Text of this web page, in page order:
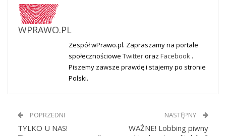
WPRAWO.PL
Zespół wPrawo.pl. Zapraszamy na portale
społecznościowe Twitteroraz Facebook .
Piszemy zawsze prawdę i stajemy po stronie
Polski.
POPRZEDNI
TYLKO U NAS!
NASTĘPNY
WAŻNE! Lobbing piwny